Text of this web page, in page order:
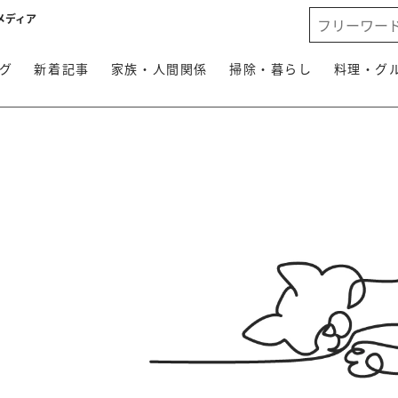
ディア
新着記事 家族・人間関係 掃除・暮らし 料理・グ